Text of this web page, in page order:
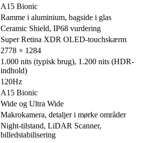
A15 Bionic
Ramme i aluminium, bagside i glas
Ceramic Shield, IP68 vurdering
Super Retina XDR OLED-touchskærm
2778 × 1284
1.000 nits (typisk brug), 1.200 nits (HDR-
indhold)
120Hz
A15 Bionic
Wide og Ultra Wide
Makrokamera, detaljer i mørke områder
Night-tilstand, LiDAR Scanner,
billedstabilisering